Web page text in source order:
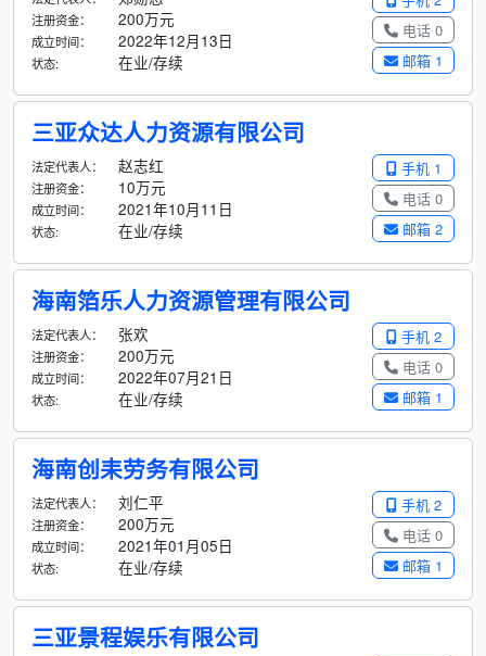
电话 0
邮箱 1
注册资金： 200万元
成立时间： 2022年12月13日
状态: 在业/存续
三亚众达人力资源有限公司
手机 1
电话 0
邮箱 2
法定代表人： 赵志红
注册资金： 10万元
成立时间： 2021年10月11日
状态: 在业/存续
海南箔乐人力资源管理有限公司
手机 2
电话 0
邮箱 1
法定代表人： 张欢
注册资金： 200万元
成立时间： 2022年07月21日
状态: 在业/存续
海南创耒劳务有限公司
手机 2
电话 0
邮箱 1
法定代表人： 刘仁平
注册资金： 200万元
成立时间： 2021年01月05日
状态: 在业/存续
三亚景程娱乐有限公司